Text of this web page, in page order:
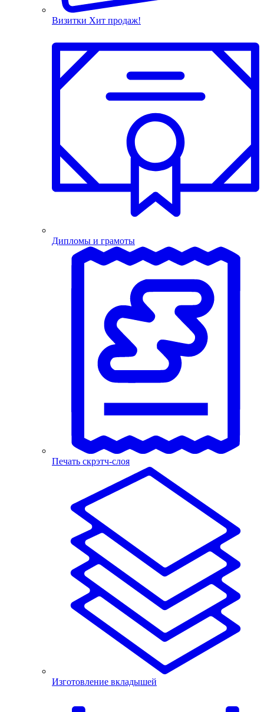
Визитки Хит продаж!
Дипломы и грамоты
Печать скрэтч-слоя
Изготовление вкладышей